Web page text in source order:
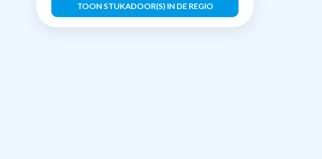
TOON STUKADOOR(S) IN DE REGIO